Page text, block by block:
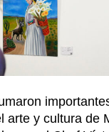
arte y cultura de